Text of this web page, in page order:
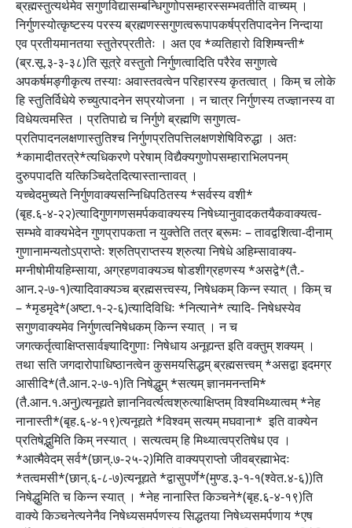
ब्रह्मस्तुत्यर्थमेव सगुणविद्यासम्बन्धिगुणोपसम्हारस्सम्भवतीति वाच्यम् ।
निर्गुणस्योत्कृष्टस्य परस्य ब्रह्मणस्सगुणत्वरूपापकर्षप्रतिपादनेन निन्दाया
एव प्रतीयमानतया स्तुतेरप्रतीतेः । अत एव *व्यतिहारो विशिम्षन्ती*
(ब्र.सू.३-३-३८)ति सूत्रे वस्तुतो निर्गुणत्वादिति परैरेव सगुणत्वे
अपकर्षमङ्गीकृत्य तस्याः अवास्तवत्वेन परिहारस्य कृतत्वात् । किम् च लोके
हि स्तुतिर्विधेये रुच्युत्पादनेन सप्रयोजना । न चात्र निर्गुणस्य तज्ज्ञानस्य वा
विधेयत्वमस्ति । प्रतिपाद्ये च निर्गुणे ब्रह्मणि सगुणत्व-
प्रतिपादनलक्षणास्तुतिश्च निर्गुणप्रतिपत्तिलक्षणशेषिविरुद्धा । अतः
*कामादीतरत्रे*त्यधिकरणे परेषाम् विद्यैक्यगुणोपसम्हाराभिलपनम्
दुरुपपादति यत्किञ्चिदेतदित्यास्तान्तावत् ।
यच्चेदमुच्यते निर्गुणवाक्यसन्निधिपठितस्य *सर्वस्य वशी*
(बृह.६-४-२२)त्यादिगुणगणसमर्पकवाक्यस्य निषेध्यानुवादकतयैकवाक्यत्व-
सम्भवे वाक्यभेदेन गुणप्रापकता न युक्तेति तत्र ब्रूमः – तावद्वशित्वा-दीनाम्
गुणानामन्यतोऽप्राप्तेः श्रुतिप्राप्तस्य श्रुत्या निषेधे अहिम्सावाक्य-
मग्नीषोमीयहिम्साया, अग्रहणवाक्यञ्च षोडशीग्रहणस्य *असद्वे*(तै.-
आन.२-७-१)त्यादिवाक्यञ्च ब्रह्मसत्त्वस्य, निषेधकम् किन्न स्यात् । किम् च
– *मृडमृदे*(अष्टा.१-२-६)त्यादिविधिः *नित्याने* त्यादि- निषेधस्येव
सगुणवाक्यमेव निर्गुणत्वनिषेधकम् किन्न स्यात् । न च
जगत्कर्तृत्वाक्षिप्तसार्वज्ञ्यादिगुणाः निषेधाय अनूद्यन्त इति वक्तुम् शक्यम् ।
तथा सति जगदारोपाधिष्ठानत्वेन कुसमयसिद्धम् ब्रह्मसत्त्वम् *असद्वा इदमग्र
आसीदि*(तै.आन.२-७-१)ति निषेद्धुम् *सत्यम् ज्ञानमनन्तमि*
(तै.आन.१.अनु)त्यनूद्यते ज्ञाननिवर्त्यत्वश्रुत्याक्षिप्तम् विश्वमिथ्यात्वम् *नेह
नानास्ती*(बृह.६-४-१९)त्यनूद्यते *विश्वम् सत्यम् मघवाना* इति वाक्येन
प्रतिषेद्भुमिति किम् नस्यात् । सत्यत्वम् हि मिथ्यात्वप्रतिषेध एव ।
*आत्मैवेदम् सर्व*(छान्.७-२५-२)मिति वाक्यप्राप्तो जीवब्रह्माभेदः
*तत्वमसी*(छान्.६-८-७)त्यनूद्यते *द्वासुपर्णे*(मुण्ड.३-१-१(श्वेत.४-६))ति
निषेद्धुमिति च किन्न स्यात् । *नेह नानास्ति किञ्चने*(बृह.६-४-१९)ति
वाक्ये किञ्चनेत्यनेनैव निषेध्यसमर्पणस्य सिद्धतया निषेध्यसमर्पणाय *एष